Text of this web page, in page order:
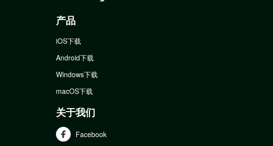
产品
iOS下载
Android下载
Windows下载
macOS下载
关于我们
Facebook